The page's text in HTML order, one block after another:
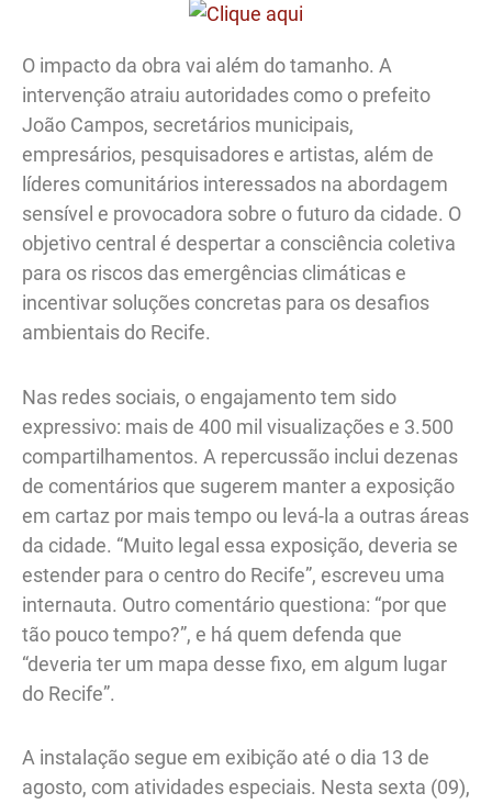
O impacto da obra vai além do tamanho. A
intervenção atraiu autoridades como o prefeito
João Campos, secretários municipais,
empresários, pesquisadores e artistas, além de
líderes comunitários interessados na abordagem
sensível e provocadora sobre o futuro da cidade. O
objetivo central é despertar a consciência coletiva
para os riscos das emergências climáticas e
incentivar soluções concretas para os desafios
ambientais do Recife.
Nas redes sociais, o engajamento tem sido
expressivo: mais de 400 mil visualizações e 3.500
compartilhamentos. A repercussão inclui dezenas
de comentários que sugerem manter a exposição
em cartaz por mais tempo ou levá-la a outras áreas
da cidade. “Muito legal essa exposição, deveria se
estender para o centro do Recife”, escreveu uma
internauta. Outro comentário questiona: “por que
tão pouco tempo?”, e há quem defenda que
“deveria ter um mapa desse fixo, em algum lugar
do Recife”.
A instalação segue em exibição até o dia 13 de
agosto, com atividades especiais. Nesta sexta (09),